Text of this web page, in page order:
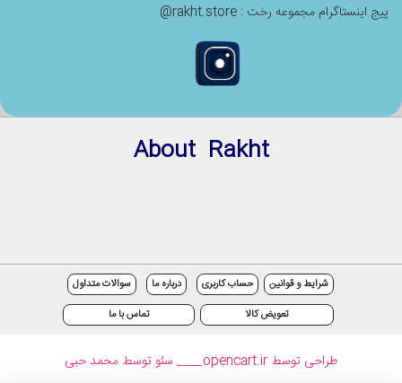
پیج اینستاگرام مجموعه رخت : rakht.store@
About Rakht
شرایط و قوانین حساب کاربری درباره ما
سوالات متداول
تعویض کالا
تماس با ما
طراحی توسط opencart.ir ____ سئو توسط محمد حبی